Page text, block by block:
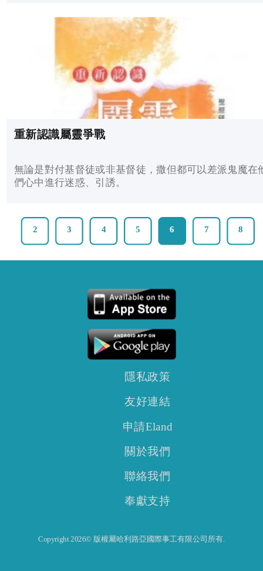
重新認識屬靈爭戰
無論是對付基督徒或非基督徒，撒但都可以差派鬼魔在
們心中進行迷惑、引誘。
2 3 4 5 6 7 8
隱私政策
友好連結
申請Eland
關於我們
聯絡我們
奉獻支持
Copyright 2026© 版權屬哈利路亞國際事工有限公司所有.